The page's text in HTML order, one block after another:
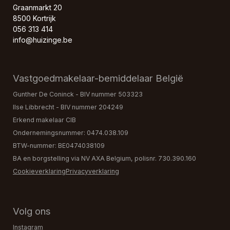
Graanmarkt 20
8500 Kortrijk
056 313 414
info@huizinge.be
Vastgoedmakelaar-bemiddelaar België
Gunther De Coninck - BIV nummer 503323
Ilse Libbrecht - BIV nummer 204249
Erkend makelaar CIB
Ondernemingsnummer: 0474.038.109
BTW-nummer: BE0474038109
BA en borgstelling via NV AXA Belgium, polisnr. 730.390.160
CookieverklaringPrivacyverklaring
Volg ons
Instagram